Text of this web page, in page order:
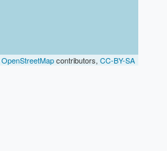
OpenStreetMapcontributors, CC-BY-SA